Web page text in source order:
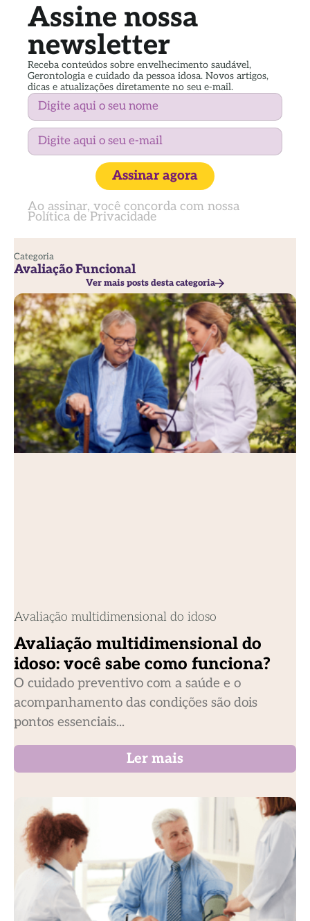
Assine nossa
newsletter
Receba conteúdos sobre envelhecimento saudável,
Gerontologia e cuidado da pessoa idosa. Novos artigos,
dicas e atualizações diretamente no seu e-mail.
Assinar agora
Ao assinar, você concorda com nossa
Política de Privacidade
Categoria
Avaliação Funcional
Ver mais posts desta categoria
Avaliação multidimensional do idoso
Avaliação multidimensional do
idoso: você sabe como funciona?
O cuidado preventivo com a saúde e o
acompanhamento das condições são dois
pontos essenciais...
Ler mais